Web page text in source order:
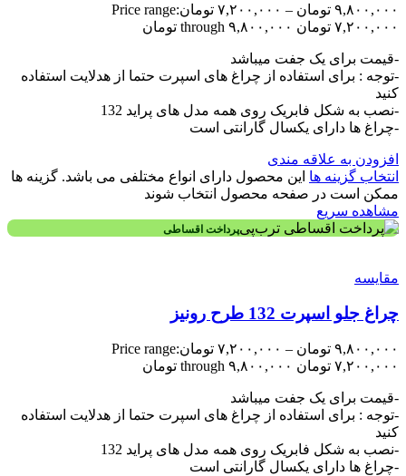
۹,۸۰۰,۰۰۰ تومان – ۷,۲۰۰,۰۰۰ تومانPrice range:
۷,۲۰۰,۰۰۰ تومان through ۹,۸۰۰,۰۰۰ تومان
-قیمت برای یک جفت میباشد
-توجه : برای استفاده از چراغ های اسپرت حتما از هدلایت استفاده
کنید
-نصب به شکل فابریک روی همه مدل های پراید 132
-چراغ ها دارای یکسال گارانتی است
افزودن به علاقه مندی
انتخاب گزینه ها این محصول دارای انواع مختلفی می باشد. گزینه ها
ممکن است در صفحه محصول انتخاب شوند
مشاهده سریع
پرداخت اقساطی
مقایسه
چراغ جلو اسپرت 132 طرح رونیز
۹,۸۰۰,۰۰۰ تومان – ۷,۲۰۰,۰۰۰ تومانPrice range:
۷,۲۰۰,۰۰۰ تومان through ۹,۸۰۰,۰۰۰ تومان
-قیمت برای یک جفت میباشد
-توجه : برای استفاده از چراغ های اسپرت حتما از هدلایت استفاده
کنید
-نصب به شکل فابریک روی همه مدل های پراید 132
-چراغ ها دارای یکسال گارانتی است